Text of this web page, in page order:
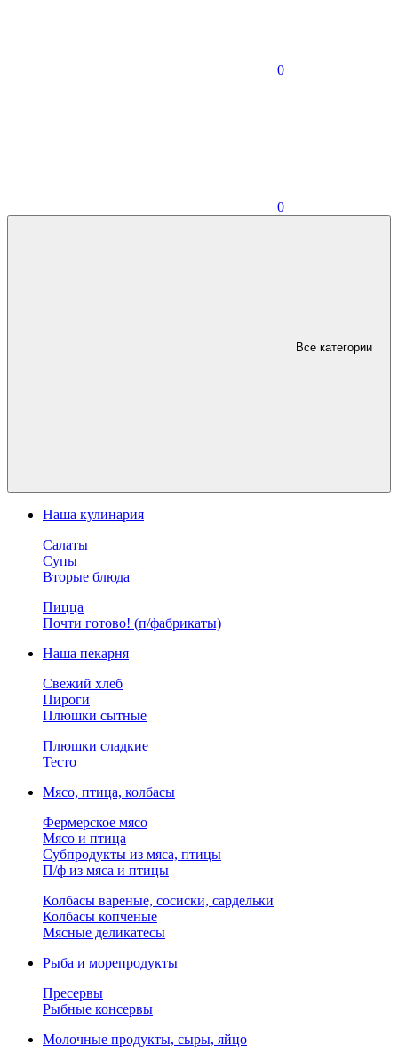
0
0
Все категории
Наша кулинария
Салаты
Супы
Вторые блюда
Пицца
Почти готово! (п/фабрикаты)
Наша пекарня
Свежий хлеб
Пироги
Плюшки сытные
Плюшки сладкие
Тесто
Мясо, птица, колбасы
Фермерское мясо
Мясо и птица
Субпродукты из мяса, птицы
П/ф из мяса и птицы
Колбасы вареные, сосиски, сардельки
Колбасы копченые
Мясные деликатесы
Рыба и морепродукты
Пресервы
Рыбные консервы
Молочные продукты, сыры, яйцо